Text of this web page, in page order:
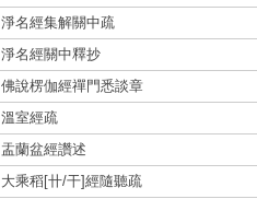
淨名經集解關中疏
淨名經關中釋抄
佛說楞伽經禪門悉談章
溫室經疏
盂蘭盆經讚述
大乘稻[卄/干]經隨聽疏